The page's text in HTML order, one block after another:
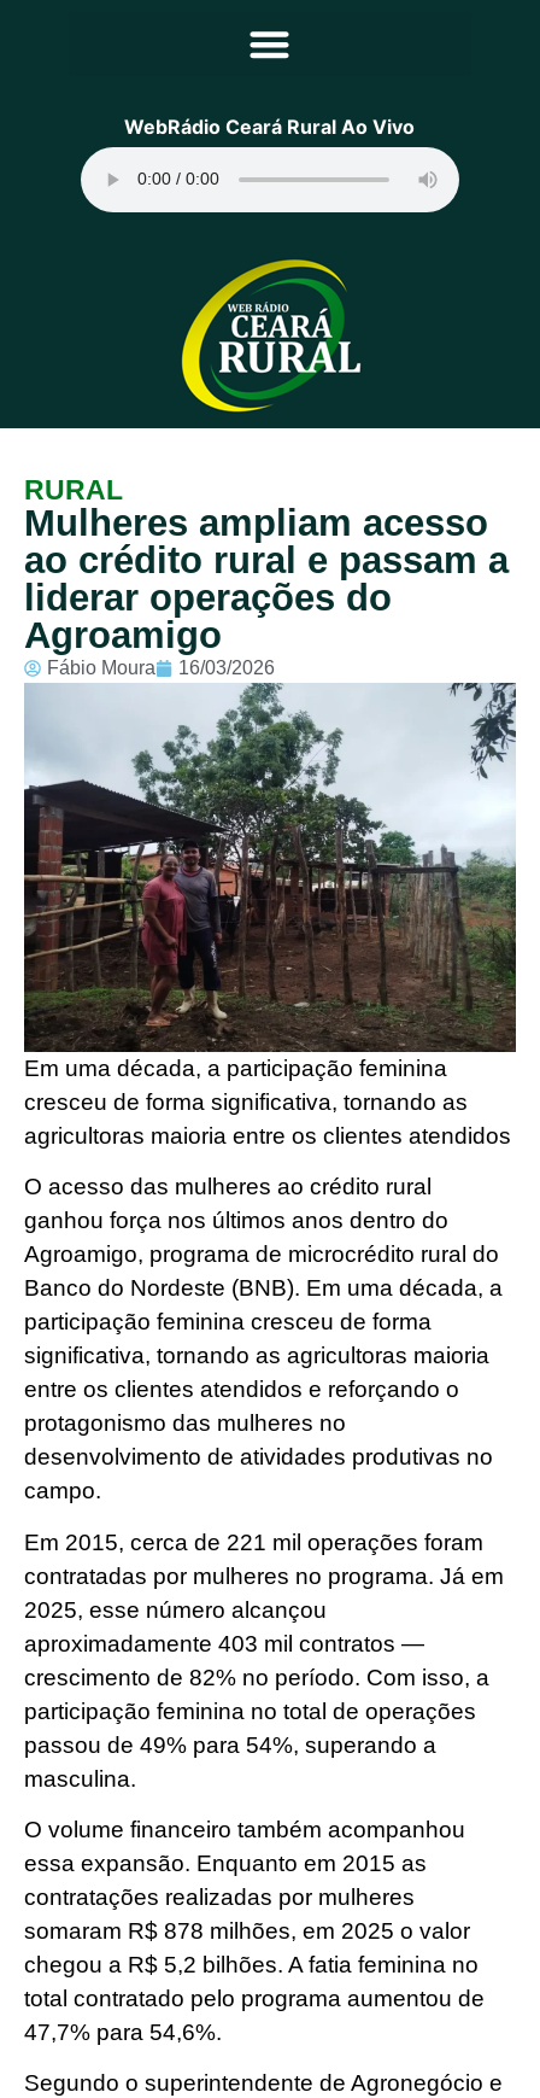
Principal
Programação
Equipe
Contato
Sobre
WebRádio Ceará Rural Ao Vivo
RURAL
Mulheres ampliam acesso
ao crédito rural e passam a
liderar operações do
Agroamigo
Fábio Moura 16/03/2026
Em uma década, a participação feminina
cresceu de forma significativa, tornando as
agricultoras maioria entre os clientes atendidos
O acesso das mulheres ao crédito rural
ganhou força nos últimos anos dentro do
Agroamigo, programa de microcrédito rural do
Banco do Nordeste (BNB). Em uma década, a
participação feminina cresceu de forma
significativa, tornando as agricultoras maioria
entre os clientes atendidos e reforçando o
protagonismo das mulheres no
desenvolvimento de atividades produtivas no
campo.
Em 2015, cerca de 221 mil operações foram
contratadas por mulheres no programa. Já em
2025, esse número alcançou
aproximadamente 403 mil contratos —
crescimento de 82% no período. Com isso, a
participação feminina no total de operações
passou de 49% para 54%, superando a
masculina.
O volume financeiro também acompanhou
essa expansão. Enquanto em 2015 as
contratações realizadas por mulheres
somaram R$ 878 milhões, em 2025 o valor
chegou a R$ 5,2 bilhões. A fatia feminina no
total contratado pelo programa aumentou de
47,7% para 54,6%.
Segundo o superintendente de Agronegócio e